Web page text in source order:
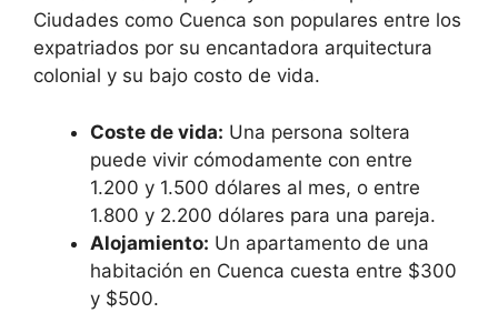
Ciudades como Cuenca son populares entre los
expatriados por su encantadora arquitectura
colonial y su bajo costo de vida.
Coste de vida: Una persona soltera
puede vivir cómodamente con entre
1.200 y 1.500 dólares al mes, o entre
1.800 y 2.200 dólares para una pareja.
Alojamiento: Un apartamento de una
habitación en Cuenca cuesta entre $300
y $500.